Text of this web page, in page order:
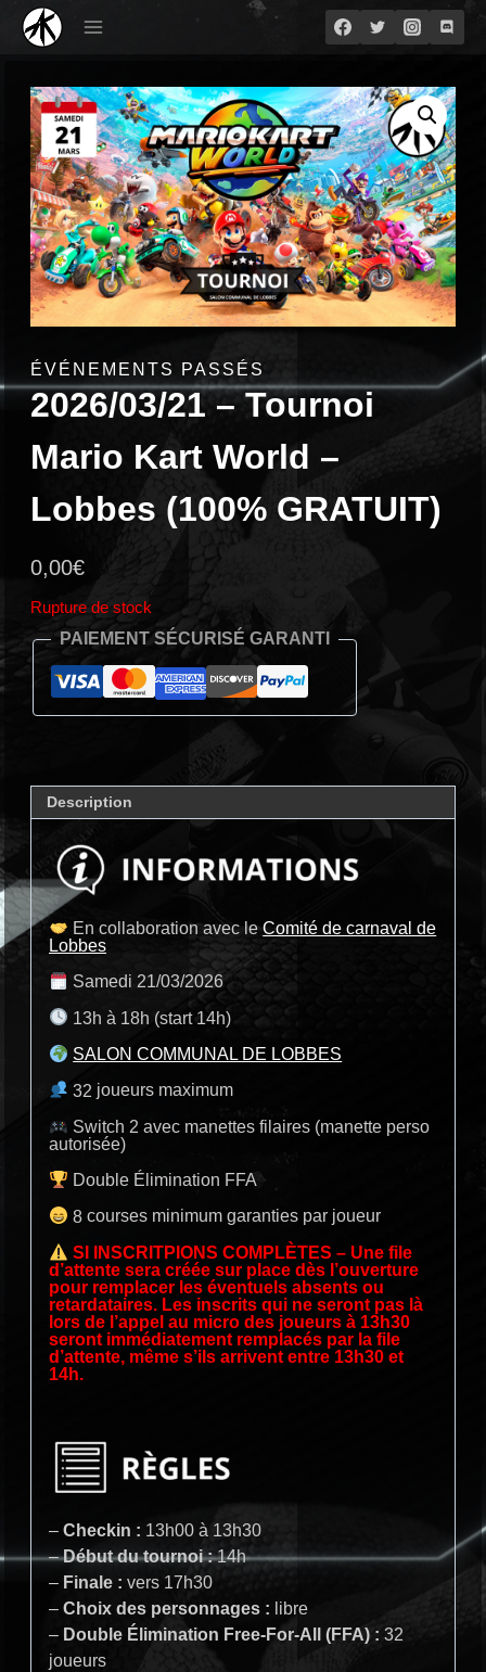
Aller
contenu
ÉVÉNEMENTS PASSÉS
2026/03/21 – Tournoi
Mario Kart World –
Lobbes (100% GRATUIT)
0,00€
Rupture de stock
PAIEMENT SÉCURISÉ GARANTI
Description
En collaboration avec leComité de carnaval de
Lobbes
Samedi 21/03/2026
13h à 18h (start 14h)
SALON COMMUNAL DE LOBBES
32 joueurs maximum
Switch 2 avec manettes filaires (manette perso
autorisée)
Double Élimination FFA
8 courses minimum garanties par joueur
SI INSCRITPIONS COMPLÈTES – Une file
d’attente sera créée sur place dès l’ouverture
pour remplacer les éventuels absents ou
retardataires. Les inscrits qui ne seront pas là
lors de l’appel au micro des joueurs à 13h30
seront immédiatement remplacés par la file
d’attente, même s’ils arrivent entre 13h30 et
14h.
– Checkin : 13h00 à 13h30
–Début du tournoi :14h
– Finale : vers 17h30
– Choix des personnages : libre
– Double Élimination Free-For-All (FFA) : 32
joueurs